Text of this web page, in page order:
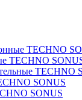
TECHNO
TECHNO
TECHNO
SONUS
SONUS